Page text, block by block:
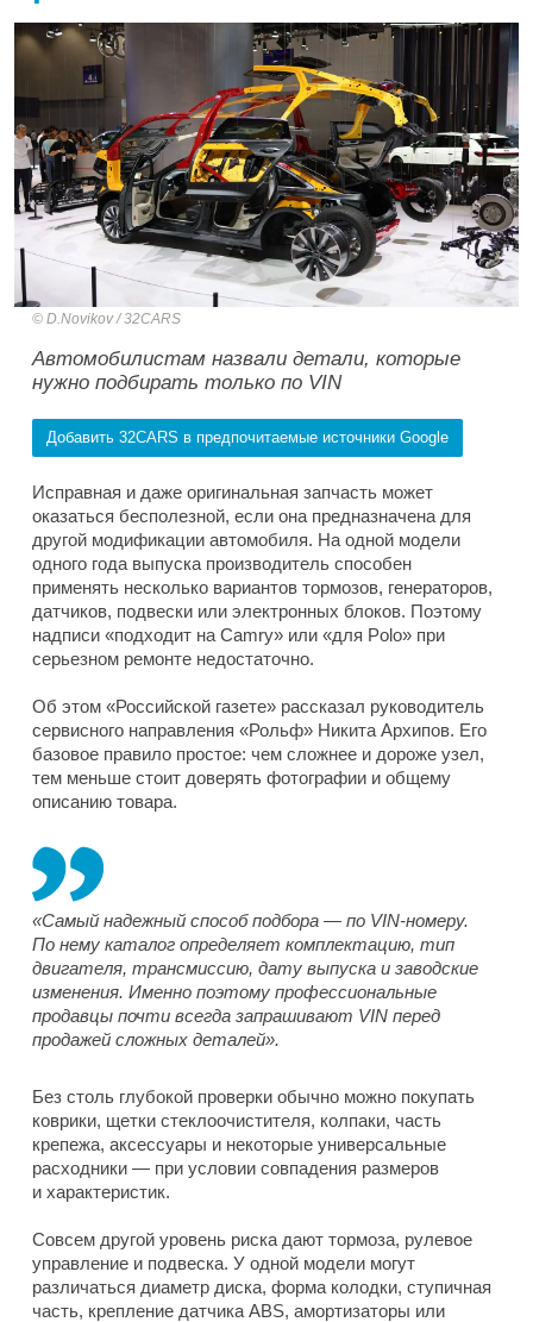
D.Novikov / 32CARS
Автомобилистам назвали детали, которые
нужно подбирать только по VIN
Добавить 32CARS в предпочитаемые источники Google
Исправная и даже оригинальная запчасть может
оказаться бесполезной, если она предназначена для
другой модификации автомобиля. На одной модели
одного года выпуска производитель способен
применять несколько вариантов тормозов, генераторов,
датчиков, подвески или электронных блоков. Поэтому
надписи «подходит на Camry» или «для Polo» при
серьезном ремонте недостаточно.
Об этом «Российской газете» рассказал руководитель
сервисного направления «Рольф» Никита Архипов. Его
базовое правило простое: чем сложнее и дороже узел,
тем меньше стоит доверять фотографии и общему
описанию товара.
«Самый надежный способ подбора — по VIN-номеру.
По нему каталог определяет комплектацию, тип
двигателя, трансмиссию, дату выпуска и заводские
изменения. Именно поэтому профессиональные
продавцы почти всегда запрашивают VIN перед
продажей сложных деталей».
Без столь глубокой проверки обычно можно покупать
коврики, щетки стеклоочистителя, колпаки, часть
крепежа, аксессуары и некоторые универсальные
расходники — при условии совпадения размеров
и характеристик.
Совсем другой уровень риска дают тормоза, рулевое
управление и подвеска. У одной модели могут
различаться диаметр диска, форма колодки, ступичная
часть, крепление датчика ABS, амортизаторы или